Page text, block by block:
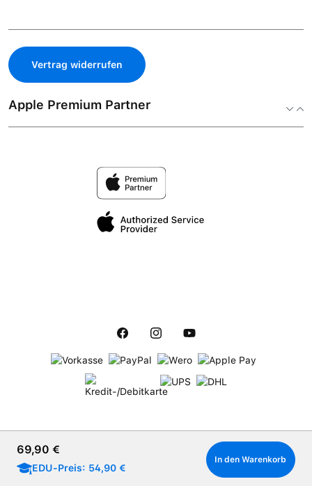
Regulärer Preis:
69,90 €
EDU-Preis: 54,90 €
In den Warenkorb
Vertrag widerrufen
Apple Premium Partner